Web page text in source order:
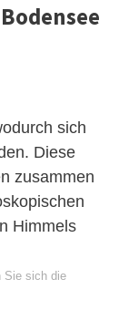
sich
Diese
zusammen
Himmels
Sie sich die